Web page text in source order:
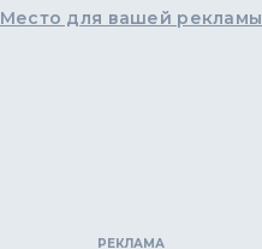
Место для вашей рекламы